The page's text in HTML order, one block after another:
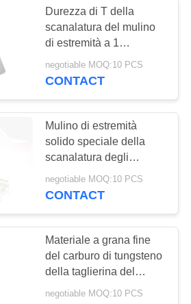
scanalatura di T
Durezza di T della
scanalatura del mulino
di estremità a 1
pollici/taglierina solida
del mulino di estremità
negotiable MOQ:10 PCS
CONTACT
Mulino di estremità
solido speciale della
scanalatura degli
utensili per il taglio di
CNC del carburo delle
fresatrice T T
negotiable MOQ:10 PCS
CONTACT
Materiale a grana fine
del carburo di tungsteno
della taglierina del
mulino di estremità della
negotiable MOQ:10 PCS